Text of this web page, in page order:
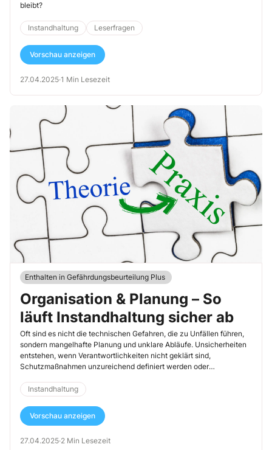
bleibt?
Instandhaltung Leserfragen
Vorschau anzeigen
27.04.2025·1 Min Lesezeit
Enthalten in Gefährdungsbeurteilung Plus
Organisation & Planung – So
läuft Instandhaltung sicher ab
Oft sind es nicht die technischen Gefahren, die zu Unfällen führen,
sondern mangelhafte Planung und unklare Abläufe. Unsicherheiten
entstehen, wenn Verantwortlichkeiten nicht geklärt sind,
Schutzmaßnahmen unzureichend definiert werden oder
nicht nur für mehr Sicherheit, sondern auch für reibungslose Abläufe.
Instandhaltung
Vorschau anzeigen
27.04.2025·2 Min Lesezeit